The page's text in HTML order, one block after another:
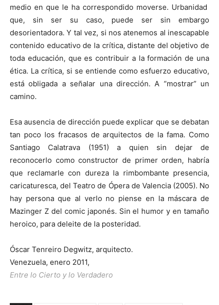
medio en que le ha correspondido moverse. Urbanidad
que, sin ser su caso, puede ser sin embargo
desorientadora. Y tal vez, si nos atenemos al inescapable
contenido educativo de la crítica, distante del objetivo de
toda educación, que es contribuir a la formación de una
ética. La crítica, si se entiende como esfuerzo educativo,
está obligada a señalar una dirección. A “mostrar” un
camino.
Esa ausencia de dirección puede explicar que se debatan
tan poco los fracasos de arquitectos de la fama. Como
Santiago Calatrava (1951) a quien sin dejar de
reconocerlo como constructor de primer orden, habría
que reclamarle con dureza la rimbombante presencia,
caricaturesca, del Teatro de Ópera de Valencia (2005). No
hay persona que al verlo no piense en la máscara de
Mazinger Z del comic japonés. Sin el humor y en tamaño
heroico, para deleite de la posteridad.
Óscar Tenreiro Degwitz, arquitecto.
Venezuela, enero 2011,
Entre lo Cierto y lo Verdadero